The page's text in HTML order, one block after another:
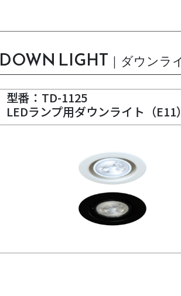
DOWN LIGHT ｜ダウンラ
型番：TD-1125
LEDランプ用ダウンライト（E11